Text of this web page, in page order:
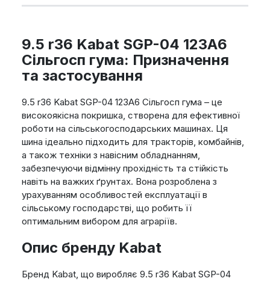
9.5 r36 Kabat SGP-04 123A6
Сільгосп гума: Призначення
та застосування
9.5 r36 Kabat SGP-04 123A6 Сільгосп гума – це
високоякісна покришка, створена для ефективної
роботи на сільськогосподарських машинах. Ця
шина ідеально підходить для тракторів, комбайнів,
а також техніки з навісним обладнанням,
забезпечуючи відмінну прохідність та стійкість
навіть на важких ґрунтах. Вона розроблена з
урахуванням особливостей експлуатації в
сільському господарстві, що робить її
оптимальним вибором для аграріїв.
Опис бренду Kabat
Бренд Kabat, що виробляє 9.5 r36 Kabat SGP-04